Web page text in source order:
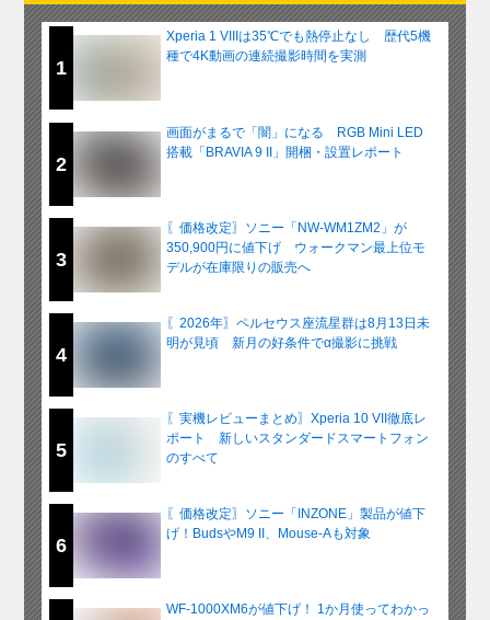
1
Xperia 1 VIIIは35℃でも熱停止なし 歴代5機
種で4K動画の連続撮影時間を実測
2
画面がまるで「闇」になる RGB Mini LED
搭載「BRAVIA 9 II」開梱・設置レポート
3
〖価格改定〗ソニー「NW-WM1ZM2」が
350,900円に値下げ ウォークマン最上位モ
デルが在庫限りの販売へ
4
〖2026年〗ペルセウス座流星群は8月13日未
明が見頃 新月の好条件でα撮影に挑戦
5
〖実機レビューまとめ〗Xperia 10 VII徹底レ
ポート 新しいスタンダードスマートフォン
のすべて
6
〖価格改定〗ソニー「INZONE」製品が値下
げ！BudsやM9 II、Mouse-Aも対象
WF-1000XM6が値下げ！ 1か月使ってわかっ